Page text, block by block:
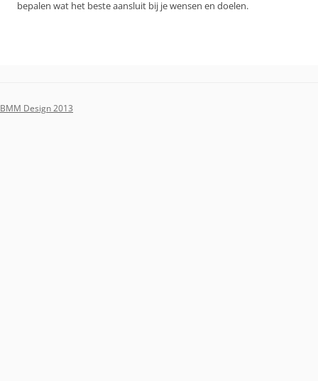
bepalen wat het beste aansluit bij je wensen en doelen.
BMM Design 2013